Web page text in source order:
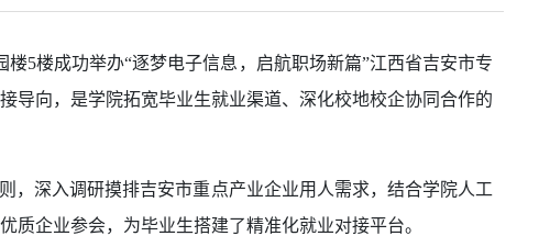
5楼成功举办“逐梦电子信息，启航职场新篇”江西省吉安市专
导向，是学院拓宽毕业生就业渠道、深化校地校企协同合作的
，深入调研摸排吉安市重点产业企业用人需求，结合学院人工
企业参会，为毕业生搭建了精准化就业对接平台。